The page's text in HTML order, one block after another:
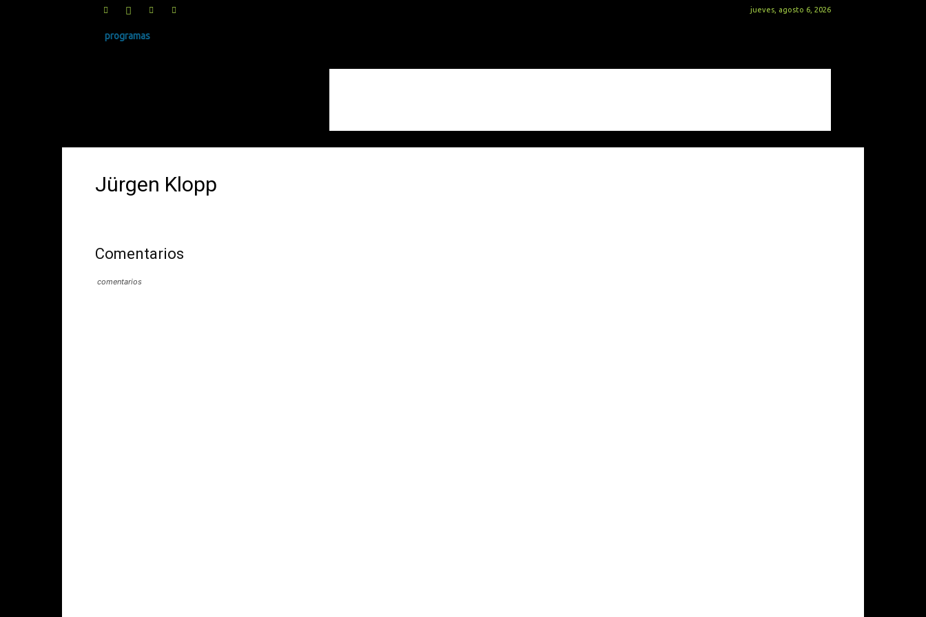
jueves, agosto 6, 2026
programas
Jürgen Klopp
Comentarios
comentarios